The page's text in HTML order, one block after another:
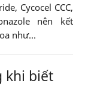
Cycocel CCC,
nên kết
như...
khi biết